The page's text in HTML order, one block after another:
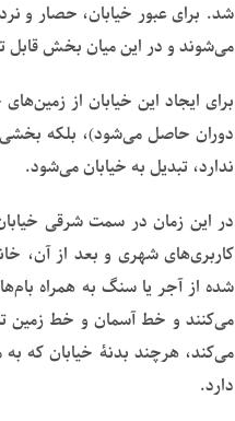
شد. برای عبور خیابان، حصار و
می‌شوند و در این میان بخش
برای ایجاد این خیابان از
دوران حاصل می‌شود)، بلکه بخشی
ندارد، تبدیل به خیابان می‌شود.
در این زمان در سمت شرقی
کاربری‌های شهری و بعد از آن،
شده از آجر یا سنگ به همراه
می‌کنند و خط آسمان و خط زمین
می‌کند، هرچند بدنۀ خیابان که
دارد.